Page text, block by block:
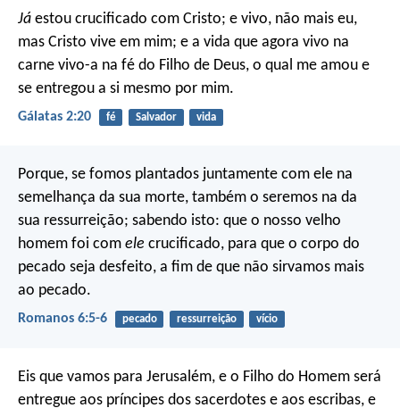
Já estou crucificado com Cristo; e vivo, não mais eu,
mas Cristo vive em mim; e a vida que agora vivo na
carne vivo-a na fé do Filho de Deus, o qual me amou e
se entregou a si mesmo por mim.
Gálatas 2:20 fé Salvador vida
Porque, se fomos plantados juntamente com ele na
semelhança da sua morte, também o seremos na da
sua ressurreição; sabendo isto: que o nosso velho
homem foi com ele crucificado, para que o corpo do
pecado seja desfeito, a fim de que não sirvamos mais
ao pecado.
Romanos 6:5-6 pecado ressurreição vício
Eis que vamos para Jerusalém, e o Filho do Homem será
entregue aos príncipes dos sacerdotes e aos escribas, e